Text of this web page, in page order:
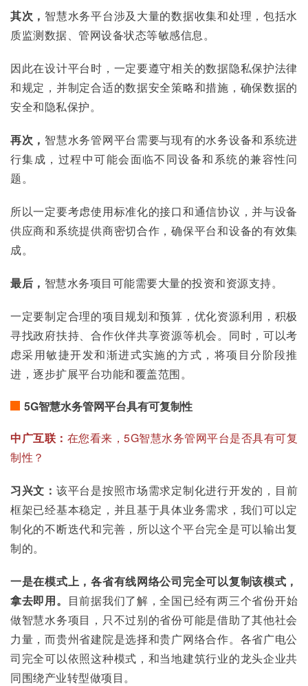
其次， 智慧水务平台涉及大量的数据收集和处理，包括水
质监测数据、管网设备状态等敏感信息。
因此在设计平台时，一定要遵守相关的数据隐私保护法律
和规定，并制定合适的数据安全策略和措施，确保数据的
安全和隐私保护。
再次， 智慧水务管网平台需要与现有的水务设备和系统进
行集成，过程中可能会面临不同设备和系统的兼容性问
题。
所以一定要考虑使用标准化的接口和通信协议，并与设备
供应商和系统提供商密切合作，确保平台和设备的有效集
成。
最后， 智慧水务项目可能需要大量的投资和资源支持。
一定要制定合理的项目规划和预算，优化资源利用，积极
寻找政府扶持、合作伙伴共享资源等机会。同时，可以考
虑采用敏捷开发和渐进式实施的方式，将项目分阶段推
进，逐步扩展平台功能和覆盖范围。
5G智慧水务管网平台具有可复制性
中广互联： 在您看来，5G智慧水务管网平台是否具有可复
制性？
习兴文： 该平台是按照市场需求定制化进行开发的，目前
框架已经基本稳定，并且基于具体业务需求，我们可以定
制化的不断迭代和完善，所以这个平台完全是可以输出复
制的。
一是在模式上，各省有线网络公司完全可以复制该模式，
拿去即用。 目前据我们了解，全国已经有两三个省份开始
做智慧水务项目，只不过别的省份可能是借助了其他社会
力量，而贵州省建院是选择和贵广网络合作。各省广电公
司完全可以依照这种模式，和当地建筑行业的龙头企业共
同围绕产业转型做项目。